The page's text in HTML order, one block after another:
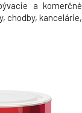
a komerčné
chodby, kancelárie,